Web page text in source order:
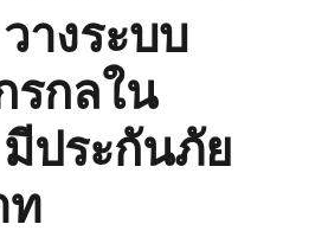
างระบบ
รกลใน
ประกันภัย
ท